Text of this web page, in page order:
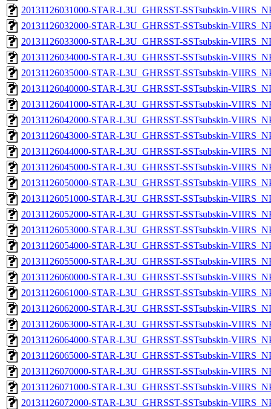
20131126031000-STAR-L3U_GHRSST-SSTsubskin-
20131126032000-STAR-L3U_GHRSST-SSTsubskin-
20131126033000-STAR-L3U_GHRSST-SSTsubskin-
20131126034000-STAR-L3U_GHRSST-SSTsubskin-
20131126035000-STAR-L3U_GHRSST-SSTsubskin-
20131126040000-STAR-L3U_GHRSST-SSTsubskin-
20131126041000-STAR-L3U_GHRSST-SSTsubskin-
20131126042000-STAR-L3U_GHRSST-SSTsubskin-
20131126043000-STAR-L3U_GHRSST-SSTsubskin-
20131126044000-STAR-L3U_GHRSST-SSTsubskin-
20131126045000-STAR-L3U_GHRSST-SSTsubskin-
20131126050000-STAR-L3U_GHRSST-SSTsubskin-
20131126051000-STAR-L3U_GHRSST-SSTsubskin-
20131126052000-STAR-L3U_GHRSST-SSTsubskin-
20131126053000-STAR-L3U_GHRSST-SSTsubskin-
20131126054000-STAR-L3U_GHRSST-SSTsubskin-
20131126055000-STAR-L3U_GHRSST-SSTsubskin-
20131126060000-STAR-L3U_GHRSST-SSTsubskin-
20131126061000-STAR-L3U_GHRSST-SSTsubskin-
20131126062000-STAR-L3U_GHRSST-SSTsubskin-
20131126063000-STAR-L3U_GHRSST-SSTsubskin-
20131126064000-STAR-L3U_GHRSST-SSTsubskin-
20131126065000-STAR-L3U_GHRSST-SSTsubskin-
20131126070000-STAR-L3U_GHRSST-SSTsubskin-
20131126071000-STAR-L3U_GHRSST-SSTsubskin-
20131126072000-STAR-L3U_GHRSST-SSTsubskin-